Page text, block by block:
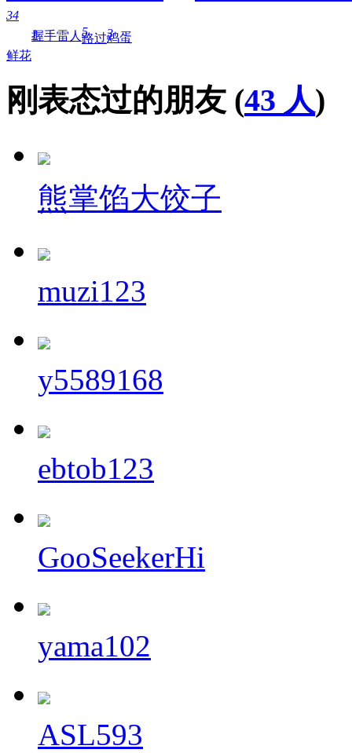
34
鲜花
1
握手雷人 5
路过3
鸡蛋
刚表态过的朋友 (43 人)
熊掌馅大饺子
muzi123
y5589168
ebtob123
GooSeekerHi
yama102
ASL593